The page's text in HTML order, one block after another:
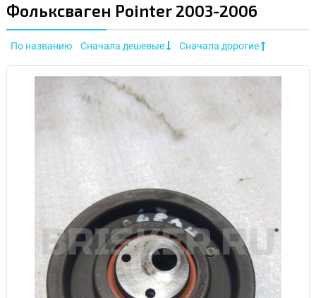
Фольксваген Pointer 2003-2006
По названию Сначала дешевые Сначала дорогие